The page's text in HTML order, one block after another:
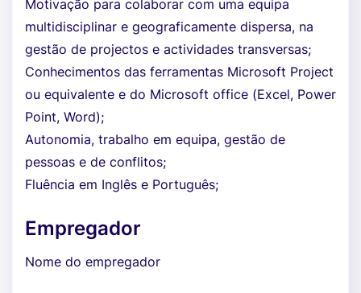
Motivação para colaborar com uma equipa
multidisciplinar e geograficamente dispersa, na
gestão de projectos e actividades transversas;
Conhecimentos das ferramentas Microsoft Project
ou equivalente e do Microsoft office (Excel, Power
Point, Word);
Autonomia, trabalho em equipa, gestão de
pessoas e de conflitos;
Fluência em Inglês e Português;
Empregador
Nome do empregador